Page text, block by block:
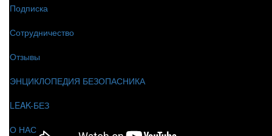
Подписка
Сотрудничество
Отзывы
ЭНЦИКЛОПЕДИЯ БЕЗОПАСНИКА
LEAK-БЕЗ
О НАС